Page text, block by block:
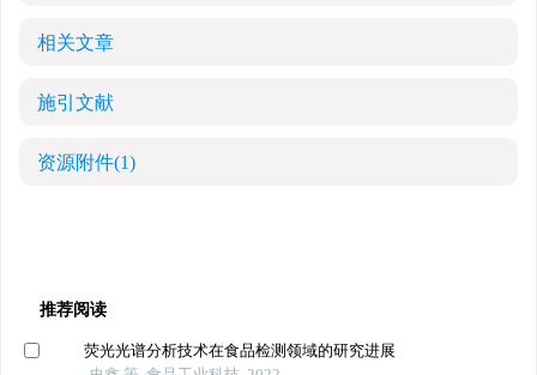
相关文章
施引文献
资源附件(1)